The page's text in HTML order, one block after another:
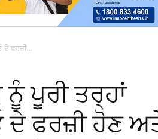
ਦੇ ਫਰਜ਼ੀ...
ਨੂੰ ਪੂਰੀ ਤਰ੍ਹਾਂ
ਦੇ ਫਰਜ਼ੀ ਹੋਣ